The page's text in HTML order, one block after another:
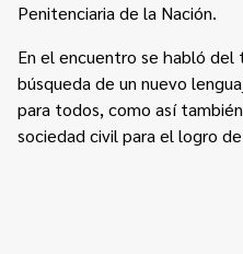
Repositorio de Datos
Penitenciaria de la Nación.
En el encuentro se habló
búsqueda de un nuevo
para todos, como así
sociedad civil para el logro